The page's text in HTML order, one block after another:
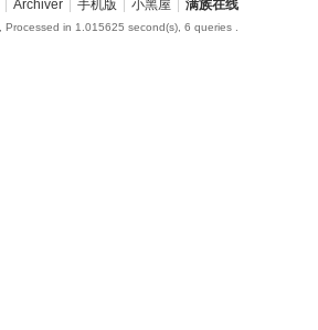
| Archiver | 手机版 | 小黑屋 | 满族在线
, Processed in 1.015625 second(s), 6 queries .